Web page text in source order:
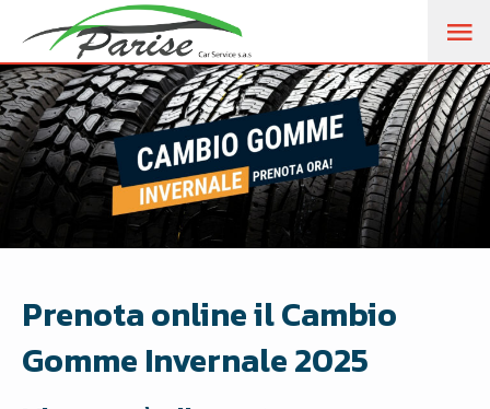
Prenota online il Cambio
Gomme Invernale 2025